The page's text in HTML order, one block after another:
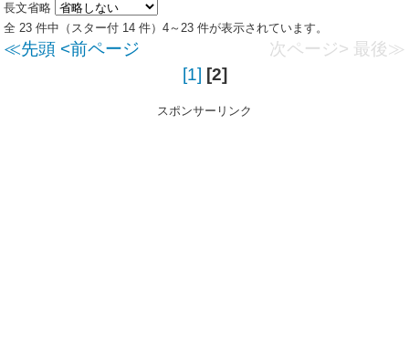
長文省略
全 23 件中（スター付 14 件）4～23 件が表示されています。
≪先頭 <前ページ 次ページ> 最後≫
[1] [2]
スポンサーリンク